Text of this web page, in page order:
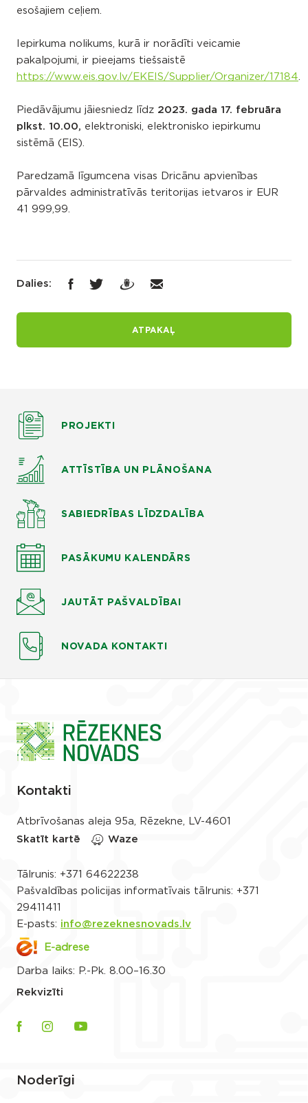
esošajiem ceļiem.
Iepirkuma nolikums, kurā ir norādīti veicamie
pakalpojumi, ir pieejams tiešsaistē
https://www.eis.gov.lv/EKEIS/Supplier/Organizer/17184.
Piedāvājumu jāiesniedz līdz 2023. gada 17. februāra
plkst. 10.00, elektroniski, elektronisko iepirkumu
sistēmā (EIS).
Paredzamā līgumcena visas Dricānu apvienības
pārvaldes administratīvās teritorijas ietvaros ir EUR
41 999,99.
Dalies:
ATPAKAĻ
PROJEKTI
ATTĪSTĪBA UN PLĀNOŠANA
SABIEDRĪBAS LĪDZDALĪBA
PASĀKUMU KALENDĀRS
JAUTĀT PAŠVALDĪBAI
NOVADA KONTAKTI
Kontakti
Atbrīvošanas aleja 95a, Rēzekne, LV-4601
Skatīt kartē
Waze
Tālrunis: +371 64622238
Pašvaldības policijas informatīvais tālrunis: +371
29411411
E-pasts: info@rezeknesnovads.lv
E-adrese
Darba laiks: P.-Pk. 8.00–16.30
Rekvizīti
Noderīgi